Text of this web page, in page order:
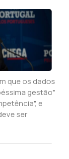
que os dados
gestão"
e
ser